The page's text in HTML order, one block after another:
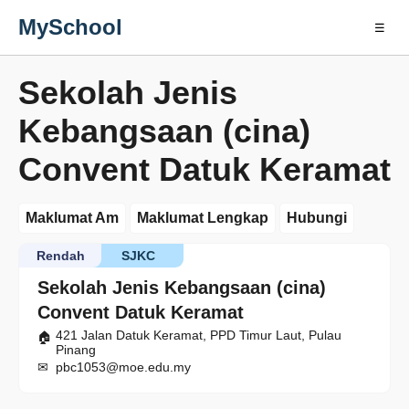
MySchool ☰
Sekolah Jenis
Kebangsaan (cina)
Convent Datuk Keramat
Maklumat Am Maklumat Lengkap Hubungi
Sekolah Jenis Kebangsaan (cina)
Convent Datuk Keramat
SJKC
Rendah
421 Jalan Datuk Keramat, PPD Timur Laut, Pulau
Pinang
pbc1053@moe.edu.my